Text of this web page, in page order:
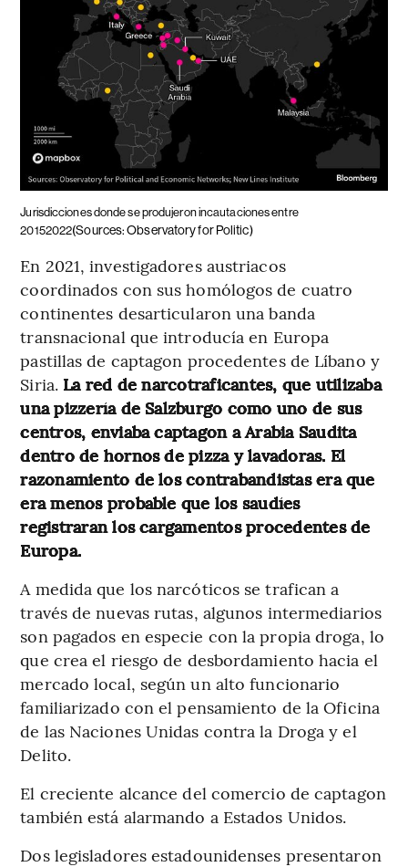
Jurisdicciones donde se produjeron incautaciones entre
20152022(Sources: Observatory for Politic)
En 2021, investigadores austriacos
coordinados con sus homólogos de cuatro
continentes desarticularon una banda
transnacional que introducía en Europa
pastillas de captagon procedentes de Líbano y
Siria. La red de narcotraficantes, que utilizaba
una pizzería de Salzburgo como uno de sus
centros, enviaba captagon a Arabia Saudita
dentro de hornos de pizza y lavadoras. El
razonamiento de los contrabandistas era que
era menos probable que los saudíes
registraran los cargamentos procedentes de
Europa.
A medida que los narcóticos se trafican a
través de nuevas rutas, algunos intermediarios
son pagados en especie con la propia droga, lo
que crea el riesgo de desbordamiento hacia el
mercado local, según un alto funcionario
familiarizado con el pensamiento de la Oficina
de las Naciones Unidas contra la Droga y el
Delito.
El creciente alcance del comercio de captagon
también está alarmando a Estados Unidos.
Dos legisladores estadounidenses presentaron